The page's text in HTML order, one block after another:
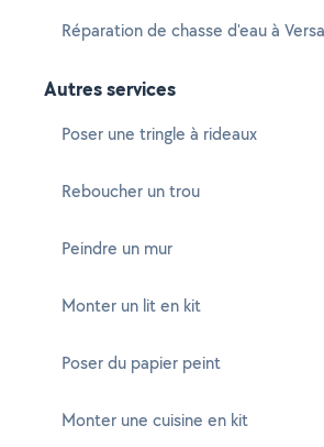
Réparation de chasse d'eau à
Autres services
Poser une tringle à rideaux
Reboucher un trou
Peindre un mur
Monter un lit en kit
Poser du papier peint
Monter une cuisine en kit